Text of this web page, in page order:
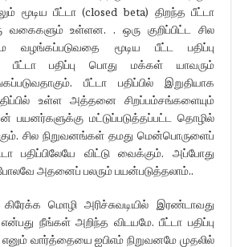
மூடிய பீட்டா (closed beta) திறந்த பீட்டா
உள்ளன. . ஒரு குறிப்பிட்ட சில
வழங்கப்படுவதை மூடிய பீட்ட பதிப்பு
பீட்டா பதிப்பு பொது மக்கள் யாவரும்
பீட்டா பதிப்பில் இறுதியாக
உள்ள அத்தனை சிறப்பம்சங்களையும்
பயனர்களுக்கு மட்டுப்படுத்தப்பட்ட தொழில்
சில நிறுவனங்கள் தமது மென்பொருளைப்
பதிப்பிலேயே விட்டு வைக்கும். அப்போது
அதனைப் பலரும் பயன்படுத்தலாம்..
மொழி அரிச்சுவடியில் இரண்டாவது
நீங்கள் அறிந்த விடயமே. பீட்டா பதிப்பு
வார்த்தையை ஐபிஎம் நிறுவனமே முதலில்